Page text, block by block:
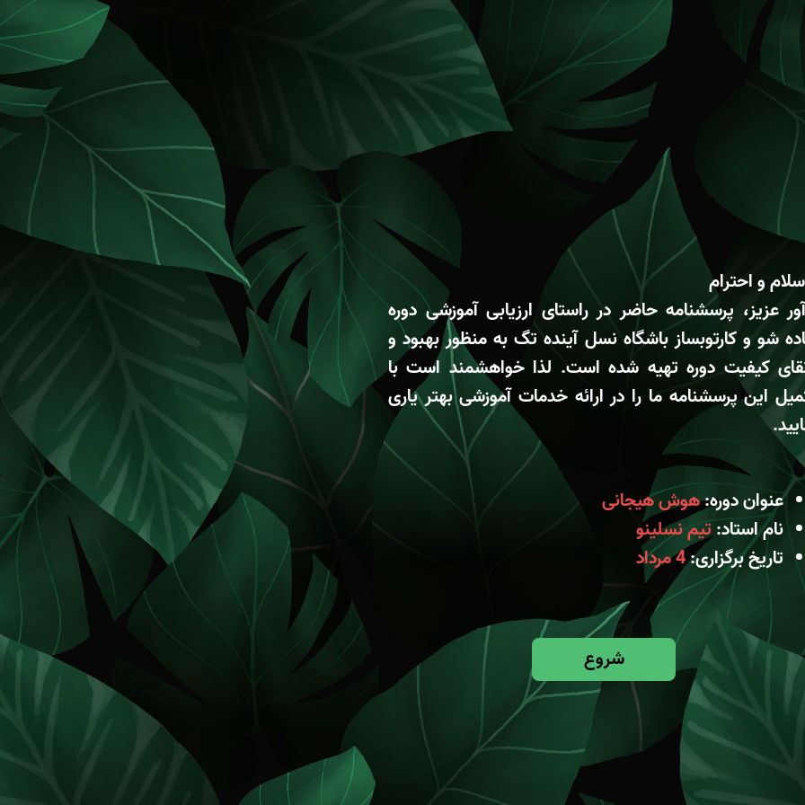
و احترام
عزیز، پرسشنامه حاضر در راستای ارزیابی آموزشی دوره
شو و کارتوبساز باشگاه نسل آینده تگ به منظور بهبود و
کیفیت دوره تهیه شده است. لذا خواهشمند است با
این پرسشنامه ما را در ارائه خدمات آموزشی بهتر یاری
عنوان دوره:هوش هیجانی
نام استاد:تیم نسلینو
تاریخ برگزاری:4 مرداد
شروع